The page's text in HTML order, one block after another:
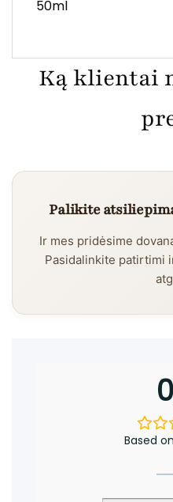
50ml
Ką klientai
Palikite
Ir mes pridėsime
Pasidalinkite patirtimi
Based